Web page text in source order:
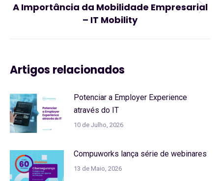
Artigo
seguinte:
A Importância da Mobilidade Empresarial
– IT Mobility
Artigos relacionados
Potenciar a Employer Experience
através do IT
10 de Julho, 2026
Compuworks lança série de webinares
13 de Maio, 2026